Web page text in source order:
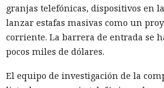
14:18 / 09.08.2026
Bastaron poco menos de 20
procesador protegido.
granjas telefónicas, dispositivos en
lanzar estafas masivas como un
corriente. La barrera de entrada se
pocos miles de dólares.
El equipo de investigación de la